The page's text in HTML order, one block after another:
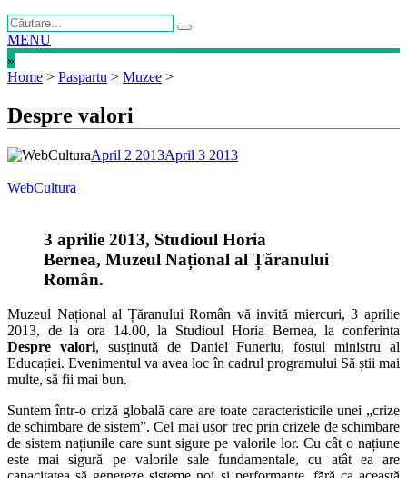
MENU
»
Home > Paspartu > Muzee >
Despre valori
April 2 2013April 3 2013
WebCultura
3 aprilie 2013, Studioul Horia
Bernea, Muzeul Național al Țăranului
Român.
Muzeul Național al Țăranului Român vă invită miercuri, 3 aprilie
2013, de la ora 14.00, la Studioul Horia Bernea, la conferința
Despre valori, susținută de Daniel Funeriu, fostul ministru al
Educației. Evenimentul va avea loc în cadrul programului Să știi mai
multe, să fii mai bun.
Suntem într-o criză globală care are toate caracteristicile unei „crize
de schimbare de sistem”. Cel mai ușor trec prin crizele de schimbare
de sistem națiunile care sunt sigure pe valorile lor. Cu cât o națiune
este mai sigură pe valorile sale fundamentale, cu atât ea are